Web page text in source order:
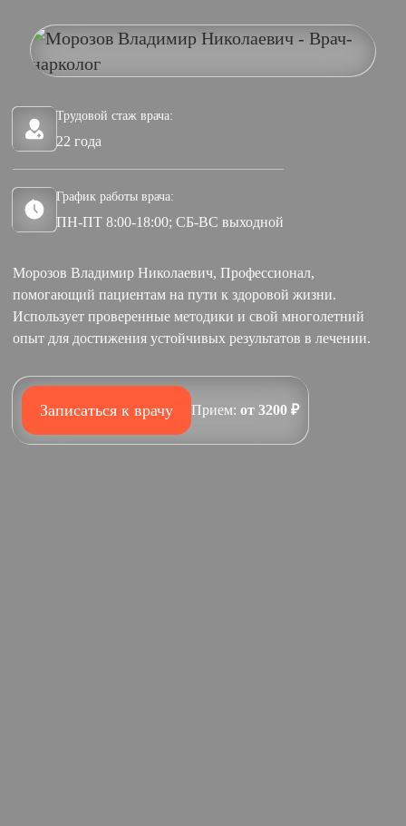
Трудовой стаж врача:
22 года
График работы врача:
ПН-ПТ 8:00-18:00; СБ-ВС выходной
Морозов Владимир Николаевич, Профессионал,
помогающий пациентам на пути к здоровой жизни.
Использует проверенные методики и свой многолетний
опыт для достижения устойчивых результатов в лечении.
Записаться к врачу Прием: от 3200 ₽